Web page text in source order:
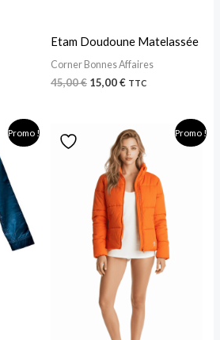
Etam Doudoune Matelassée
Corner Bonnes Affaires
45,00€ 15,00€ TTC
Promo ! Promo !
initial
était :
69,00 €.
Le
prix
actuel
est :
45,00 €.